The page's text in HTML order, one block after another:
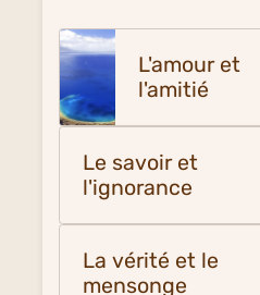
L'amour et
l'amitié
Le savoir et
l'ignorance
La vérité et le
mensonge